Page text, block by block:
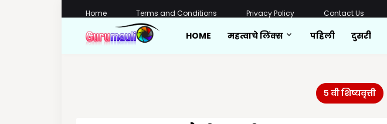
Home Terms and Conditions Privacy Policy Contact Us
HOME महत्वाचे लिंक्स पहिली दुसरी
५ वी शिष्यवृत्ती